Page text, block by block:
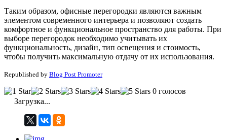
Таким образом, офисные перегородки являются важным
элементом современного интерьера и позволяют создать
комфортное и функциональное пространство для работы. При
выборе перегородок необходимо учитывать их
функциональность, дизайн, тип освещения и стоимость,
чтобы получить максимальную отдачу от их использования.
Republished by Blog Post Promoter
0 голосов
Загрузка...